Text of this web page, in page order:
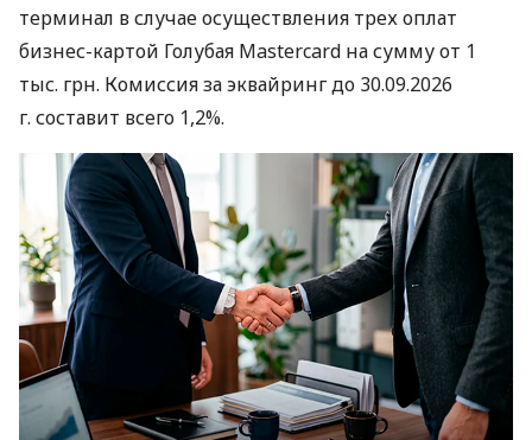
терминал в случае осуществления трех оплат
бизнес-картой Голубая Mastercard на сумму от 1
тыс. грн. Комиссия за эквайринг до 30.09.2026
г. составит всего 1,2%.